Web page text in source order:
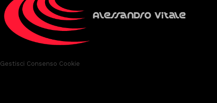
Gestisci Consenso Cookie